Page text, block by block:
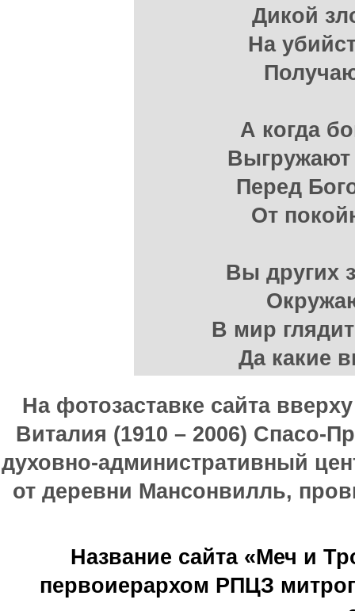
Дикой
На
А когда
Выгружают
Перед
От
Вы других
В мир
Да какие
На фотозаставке сайта
Виталия (1910 – 2006) Спасо-
духовно-административный
от деревни Мансонвилль,
Название сайта «Меч и
первоиерархом РПЦЗ